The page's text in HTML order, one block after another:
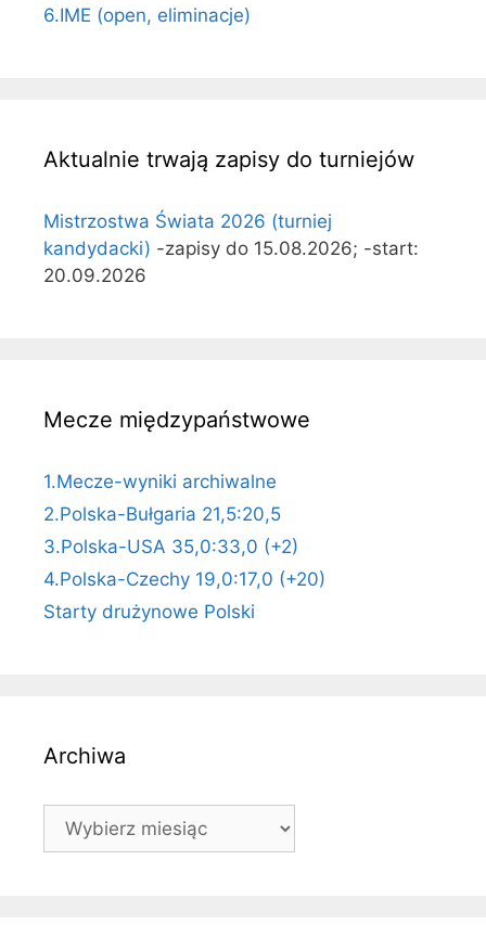
6.IME (open, eliminacje)
Aktualnie trwają zapisy do turniejów
Mistrzostwa Świata 2026 (turniej
kandydacki) -zapisy do 15.08.2026; -start:
20.09.2026
Mecze międzypaństwowe
1.Mecze-wyniki archiwalne
2.Polska-Bułgaria 21,5:20,5
3.Polska-USA 35,0:33,0 (+2)
4.Polska-Czechy 19,0:17,0 (+20)
Starty drużynowe Polski
Archiwa
Archiwa